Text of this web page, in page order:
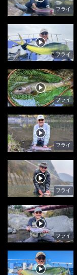
フライ
フライ
フライ
フライ
フライ
フライ